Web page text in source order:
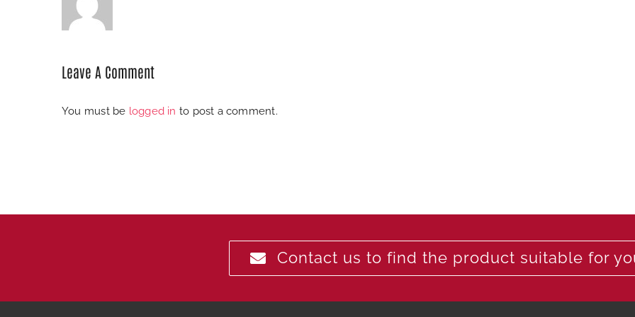
Leave A Comment
You must be logged in to post a comment.
Contact us to find the product suitable for